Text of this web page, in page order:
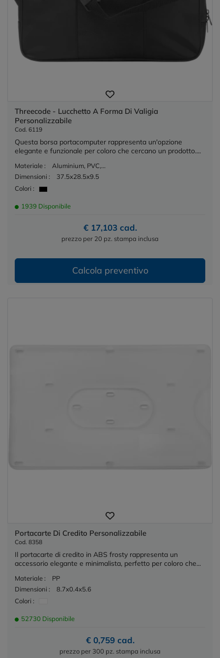
Threecode - Lucchetto A Forma Di Valigia
Personalizzabile
Cod. 6119
Questa borsa portacomputer rappresenta un'opzione
elegante e funzionale per coloro che cercano un prodotto....
Materiale :
Aluminium, PVC,...
Dimensioni :
37.5x28.5x9.5
Colori :
1939 Disponibile
€ 17,103 cad.
prezzo per 20 pz. stampa inclusa
Calcola preventivo
Portacarte Di Credito Personalizzabile
Cod. 8358
Il portacarte di credito in ABS frosty rappresenta un
accessorio elegante e minimalista, perfetto per coloro che...
Materiale :
PP
Dimensioni :
8.7x0.4x5.6
Colori :
52730 Disponibile
€ 0,759 cad.
prezzo per 300 pz. stampa inclusa